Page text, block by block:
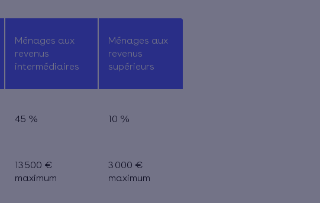
Ménages aux
revenus
intermédiaires
Ménages aux
revenus
supérieurs
45 % 10 %
13 500 €
maximum
3 000 €
maximum